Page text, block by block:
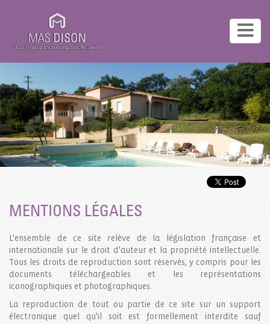
MENTIONS LÉGALES
L'ensemble de ce site relève de la législation française et
internationale sur le droit d'auteur et la propriété intellectuelle.
Tous les droits de reproduction sont réservés, y compris pour les
documents téléchargeables et les représentations
iconographiques et photographiques.
La reproduction de tout ou partie de ce site sur un support
électronique quel qu'il soit est formellement interdite sauf